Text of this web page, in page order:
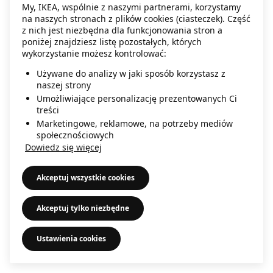
information).
My, IKEA, wspólnie z naszymi partnerami, korzystamy
na naszych stronach z plików cookies (ciasteczek). Część
z nich jest niezbędna dla funkcjonowania stron a
poniżej znajdziesz listę pozostałych, których
wykorzystanie możesz kontrolować:
Używane do analizy w jaki sposób korzystasz z
naszej strony
Umożliwiające personalizację prezentowanych Ci
treści
Marketingowe, reklamowe, na potrzeby mediów
społecznościowych
Dowiedz się więcej
Akceptuj wszystkie cookies
Akceptuj tylko niezbędne
Ustawienia cookies